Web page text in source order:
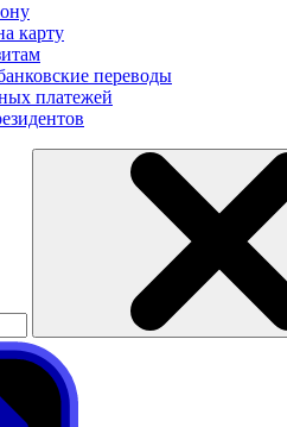
карту
переводы
платежей